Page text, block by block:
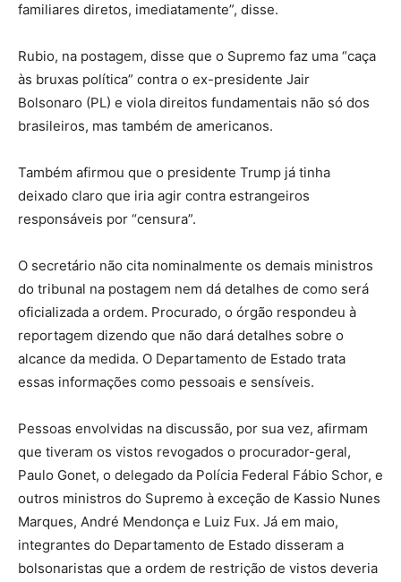
familiares diretos, imediatamente”, disse.
Rubio, na postagem, disse que o Supremo faz uma “caça
às bruxas política” contra o ex-presidente Jair
Bolsonaro (PL) e viola direitos fundamentais não só dos
brasileiros, mas também de americanos.
Também afirmou que o presidente Trump já tinha
deixado claro que iria agir contra estrangeiros
responsáveis por “censura”.
O secretário não cita nominalmente os demais ministros
do tribunal na postagem nem dá detalhes de como será
oficializada a ordem. Procurado, o órgão respondeu à
reportagem dizendo que não dará detalhes sobre o
alcance da medida. O Departamento de Estado trata
essas informações como pessoais e sensíveis.
Pessoas envolvidas na discussão, por sua vez, afirmam
que tiveram os vistos revogados o procurador-geral,
Paulo Gonet, o delegado da Polícia Federal Fábio Schor, e
outros ministros do Supremo à exceção de Kassio Nunes
Marques, André Mendonça e Luiz Fux. Já em maio,
integrantes do Departamento de Estado disseram a
bolsonaristas que a ordem de restrição de vistos deveria